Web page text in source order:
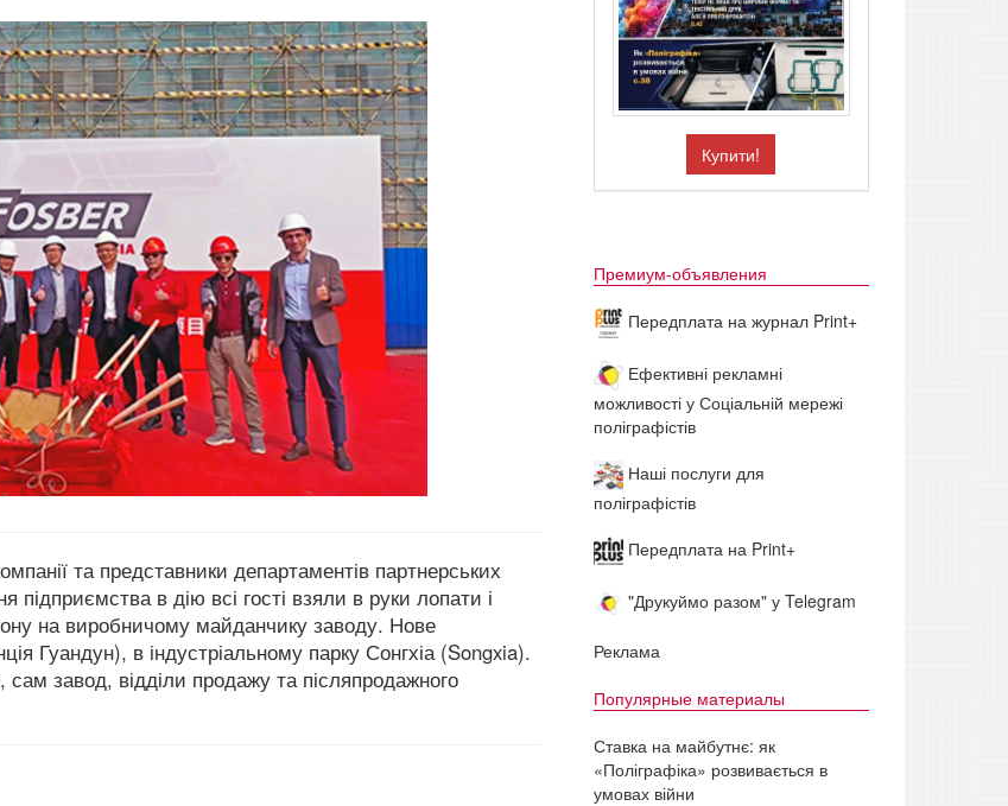
та представники департаментів партнерських
в дію всі гості взяли в руки лопати і
на виробничому майданчику заводу. Нове
Гуандун), в індустріальному парку Сонгхіа (Songxia).
завод, відділи продажу та післяпродажного
Купити!
Премиум-объявления
Передплата на журнал Print+
Ефективні рекламні
можливості у Соціальній мережі
поліграфістів
Наші послуги для
поліграфістів
Передплата на Print+
"Друкуймо разом" у Telegram
Реклама
Популярные материалы
Ставка на майбутнє: як
«Поліграфіка» розвивається в
умовах війни